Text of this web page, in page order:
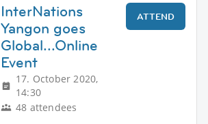
InterNations
Yangon goes
Global...Online
Event
17. October 2020,
14:30
48 attendees
ATTEND